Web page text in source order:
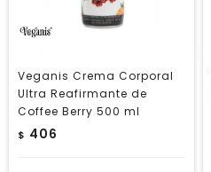
Veganis Crema Corporal
Ultra Reafirmante de
Coffee Berry 500 ml
$ 406